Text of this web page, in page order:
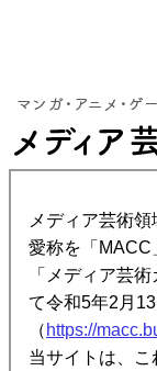
メディア芸術
愛称を「MACC
「メディア芸
て令和5年2月
（ https://
当サイトは、